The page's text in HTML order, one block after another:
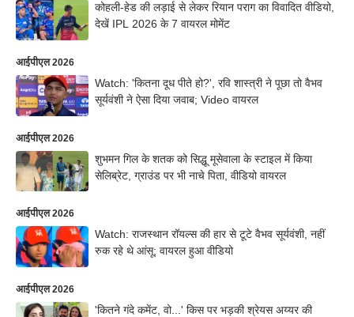
कोहली-हेड की लड़ाई से लेकर रियान पराग का विवादित वीडियो,
देखें IPL 2026 के 7 वायरल मोमेंट
आईपीएल 2026
Watch: 'कितना दूध पीते हो?', रवि शास्त्री ने पूछा तो वैभव
सूर्यवंशी ने ऐसा दिया जवाब; Video वायरल
आईपीएल 2026
शुभमन गिल के शतक को सिद्धू मूसेवाला के स्टाइल में किया
सेलिब्रेट, ग्राउंड पर भी नाचे पिता, वीडियो वायरल
आईपीएल 2026
Watch: राजस्थान रॉयल्स की हार से टूटे वैभव सूर्यवंशी, नहीं
रुक रहे थे आंसू; वायरल हुआ वीडियो
आईपीएल 2026
'कितने गंदे कमेंट, वो...' किस पर भड़की श्रेयस अय्यर की